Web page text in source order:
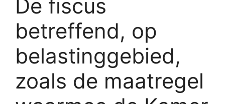
De fiscus
betreffend, op
belastinggebied,
zoals de maatregel